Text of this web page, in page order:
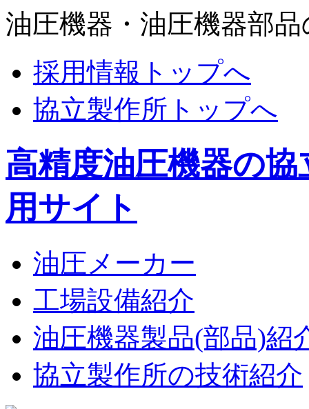
油圧機器・油圧機器部
採用情報トップへ
協立製作所トップへ
高精度油圧機器の
用サイト
油圧メーカー
工場設備紹介
油圧機器製品(部品)紹
協立製作所の技術紹介